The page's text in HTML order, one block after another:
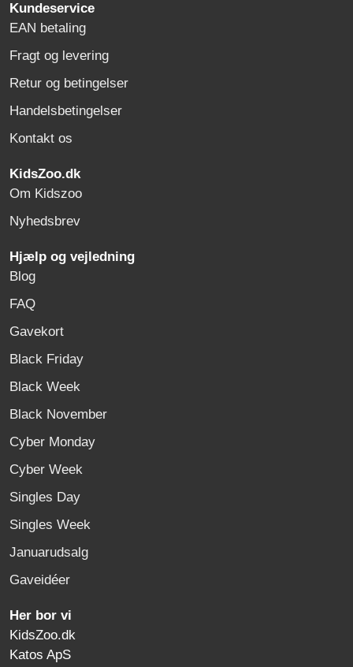
Kundeservice
EAN betaling
Fragt og levering
Retur og betingelser
Handelsbetingelser
Kontakt os
KidsZoo.dk
Om Kidszoo
Nyhedsbrev
Hjælp og vejledning
Blog
FAQ
Gavekort
Black Friday
Black Week
Black November
Cyber Monday
Cyber Week
Singles Day
Singles Week
Januarudsalg
Gaveidéer
Her bor vi
KidsZoo.dk
Katos ApS